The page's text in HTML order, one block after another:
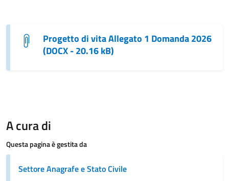
Progetto di vita Allegato 1 Domanda 2026
(DOCX - 20.16 kB)
A cura di
Questa pagina è gestita da
Settore Anagrafe e Stato Civile